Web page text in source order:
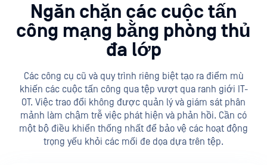
Ngăn chặn các cuộc tấn
công mạng bằng phòng thủ
đa lớp
Các công cụ cũ và quy trình riêng biệt tạo ra điểm mù
khiến các cuộc tấn công qua tệp vượt qua ranh giới IT-
OT. Việc trao đổi không được quản lý và giám sát phân
mảnh làm chậm trễ việc phát hiện và phản hồi. Cần có
một bộ điều khiển thống nhất để bảo vệ các hoạt động
trọng yếu khỏi các mối đe dọa dựa trên tệp.